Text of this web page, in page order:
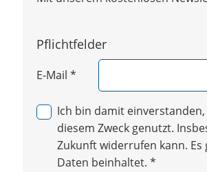
Pflichtfelder
E-Mail *
Ich bin damit
diesem Zweck genutzt.
Zukunft widerrufen kann. Es
Daten beinhaltet. *